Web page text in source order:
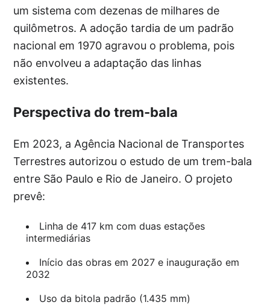
um sistema com dezenas de milhares de
quilômetros. A adoção tardia de um padrão
nacional em 1970 agravou o problema, pois
não envolveu a adaptação das linhas
existentes.
Perspectiva do trem-bala
Em 2023, a Agência Nacional de Transportes
Terrestres autorizou o estudo de um trem-bala
entre São Paulo e Rio de Janeiro. O projeto
prevê:
Linha de 417 km com duas estações
intermediárias
Início das obras em 2027 e inauguração em
2032
Uso da bitola padrão (1.435 mm)